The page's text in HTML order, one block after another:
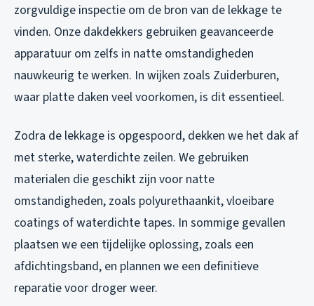
zorgvuldige inspectie om de bron van de lekkage te
vinden. Onze dakdekkers gebruiken geavanceerde
apparatuur om zelfs in natte omstandigheden
nauwkeurig te werken. In wijken zoals Zuiderburen,
waar platte daken veel voorkomen, is dit essentieel.
Zodra de lekkage is opgespoord, dekken we het dak af
met sterke, waterdichte zeilen. We gebruiken
materialen die geschikt zijn voor natte
omstandigheden, zoals polyurethaankit, vloeibare
coatings of waterdichte tapes. In sommige gevallen
plaatsen we een tijdelijke oplossing, zoals een
afdichtingsband, en plannen we een definitieve
reparatie voor droger weer.